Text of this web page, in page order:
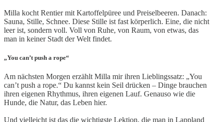
Milla kocht Rentier mit Kartoffelpüree und Preiselbeeren. Danach:
Sauna, Stille, Schnee. Diese Stille ist fast körperlich. Eine, die nicht
leer ist, sondern voll. Voll von Ruhe, von Raum, von etwas, das
man in keiner Stadt der Welt findet.
„You can’t push a rope“
Am nächsten Morgen erzählt Milla mir ihren Lieblingssatz: „You
can’t push a rope.“ Du kannst kein Seil drücken – Dinge brauchen
ihren eigenen Rhythmus, ihren eigenen Lauf. Genauso wie die
Hunde, die Natur, das Leben hier.
Und vielleicht ist das die wichtigste Lektion, die man in Lappland